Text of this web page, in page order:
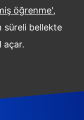
öğrenme',
süreli bellekte
açar.